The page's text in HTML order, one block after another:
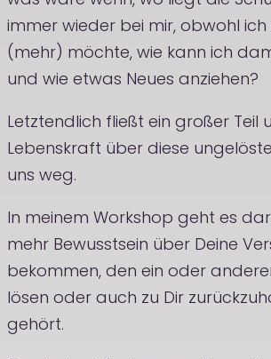
immer wieder bei mir, obwohl ich
(mehr) möchte, wie kann ich
und wie etwas Neues anziehen?
Letztendlich fließt ein großer Teil
Lebenskraft über diese
uns weg.
In meinem Workshop geht es
mehr Bewusstsein über Deine
bekommen, den ein oder
lösen oder auch zu Dir
gehört.